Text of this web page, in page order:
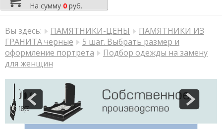
На сумму 0 руб.
Вы здесь: ПАМЯТНИКИ-ЦЕНЫ
ПАМЯТНИКИ ИЗ
ГРАНИТА черные
5 шаг. Выбрать размер и
оформление портрета
Подбор одежды на замену
для женщин